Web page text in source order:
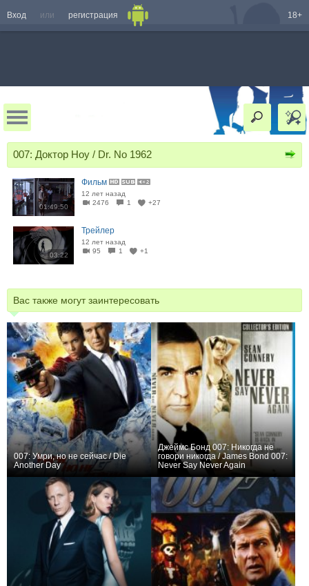
Вход или регистрация 18+
007: Доктор Ноу / Dr. No 1962
01:49:50
Фильм
12 лет назад
2476
1 +27
03:22
Трейлер
12 лет назад
95
1 +1
Вас также могут заинтересовать
007: Умри, но не сейчас / Die
Another Day
Джеймс Бонд 007: Никогда не
говори никогда / James Bond 007:
Never Say Never Again